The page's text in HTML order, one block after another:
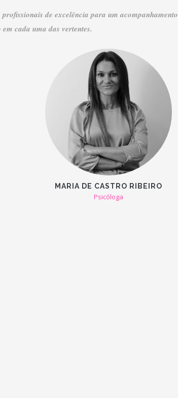
de excelência para um acompanhamento
cada uma das vertentes.
MARIA DE CASTRO RIBEIRO
Psicóloga